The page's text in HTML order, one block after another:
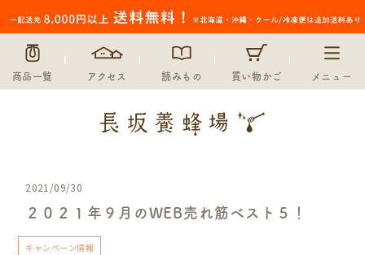
商品一覧 アクセス 読みもの 買い物かご メニュー
2021/09/30
２０２１年９月のWEB売れ筋ベスト５！
キャンペーン情報